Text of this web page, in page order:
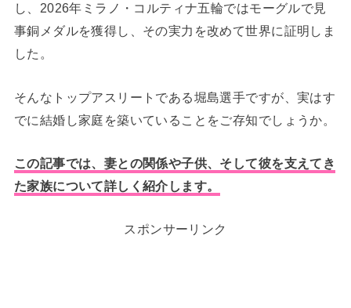
し、2026年ミラノ・コルティナ五輪ではモーグルで見
事銅メダルを獲得し、その実力を改めて世界に証明しま
した。
そんなトップアスリートである堀島選手ですが、実はす
でに結婚し家庭を築いていることをご存知でしょうか。
この記事では、妻との関係や子供、そして彼を支えてき
た家族について詳しく紹介します。
スポンサーリンク